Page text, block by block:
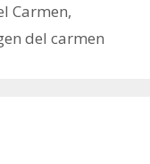
Carmen,
del carmen